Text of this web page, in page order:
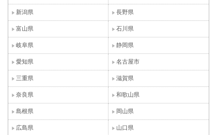
新潟県 長野県
富山県 石川県
岐阜県 静岡県
愛知県 名古屋市
三重県 滋賀県
奈良県 和歌山県
島根県 岡山県
広島県 山口県